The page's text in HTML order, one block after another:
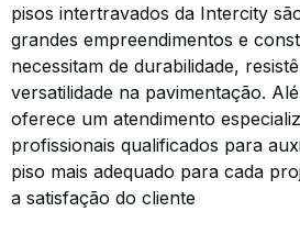
pisos intertravados da Intercity
grandes empreendimentos e
necessitam de durabilidade,
versatilidade na pavimentação.
oferece um atendimento
profissionais qualificados para
piso mais adequado para cada
a satisfação do cliente